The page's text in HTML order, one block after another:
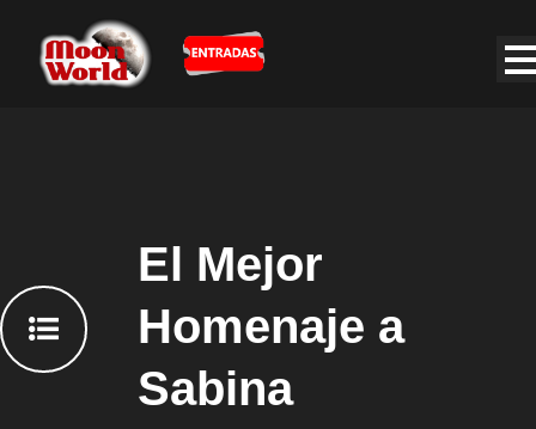
El Mejor
Homenaje a
Sabina